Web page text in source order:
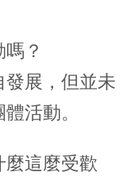
？
發展，但並未
活動。
麼這麼受歡